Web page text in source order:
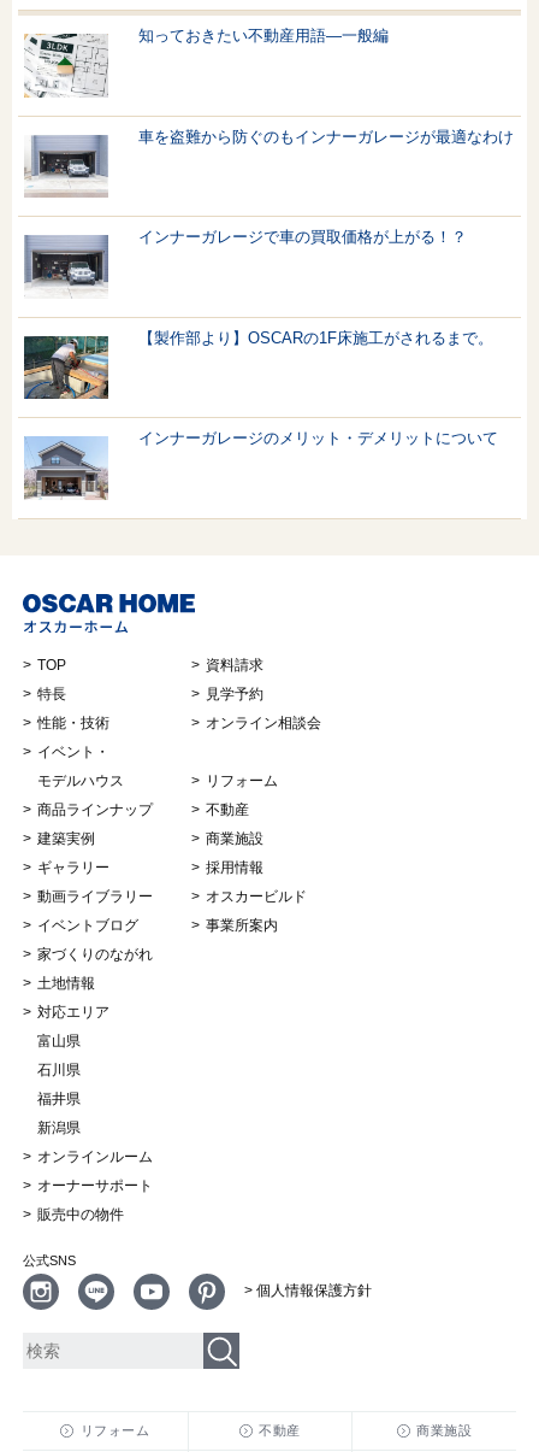
知っておきたい不動産用語—一般編
車を盗難から防ぐのもインナーガレージが最適なわけ
インナーガレージで車の買取価格が上がる！？
【製作部より】OSCARの1F床施工がされるまで。
インナーガレージのメリット・デメリットについて
TOP
特長
性能・技術
イベント・
モデルハウス
商品ラインナップ
建築実例
ギャラリー
動画ライブラリー
イベントブログ
家づくりのながれ
土地情報
対応エリア
富山県
石川県
福井県
新潟県
オンラインルーム
オーナーサポート
販売中の物件
資料請求
見学予約
オンライン相談会
リフォーム
不動産
商業施設
採用情報
オスカービルド
事業所案内
公式SNS
> 個人情報保護方針
リフォーム 不動産 商業施設